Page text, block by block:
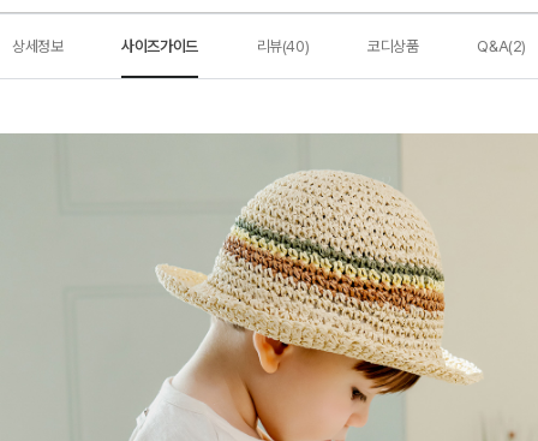
상세정보 사이즈가이드 리뷰(40) 코디상품 Q&A(2)